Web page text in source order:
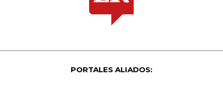
PORTALES ALIADOS: